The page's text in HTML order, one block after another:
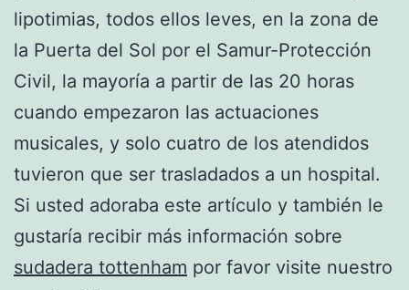
lipotimias, todos ellos leves, en la zona de
la Puerta del Sol por el Samur-Protección
Civil, la mayoría a partir de las 20 horas
cuando empezaron las actuaciones
musicales, y solo cuatro de los atendidos
tuvieron que ser trasladados a un hospital.
Si usted adoraba este artículo y también le
gustaría recibir más información sobre
sudadera tottenham por favor visite nuestro